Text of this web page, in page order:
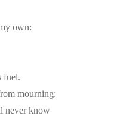
own:
fuel.
mourning:
never know